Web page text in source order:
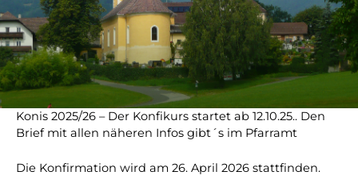
Konis 2025/26 – Der Konfikurs startet ab 12.10.25.. Den
Brief mit allen näheren Infos gibt´s im Pfarramt
Die Konfirmation wird am 26. April 2026 stattfinden.